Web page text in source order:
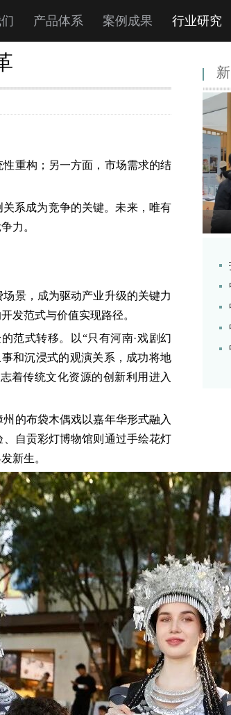
产品体系 案例成果 行业研究
重构；另一方面，市场需求的结
系成为竞争的关键。未来，唯有
力。
景，成为驱动产业升级的关键力
发范式与价值实现路径。
范式转移。以“只有河南·戏剧幻
和沉浸式的观演关系，成功将地
着传统文化资源的创新利用进入
的布袋木偶戏以嘉年华形式融入
自贡彩灯博物馆则通过手绘花灯
新生。